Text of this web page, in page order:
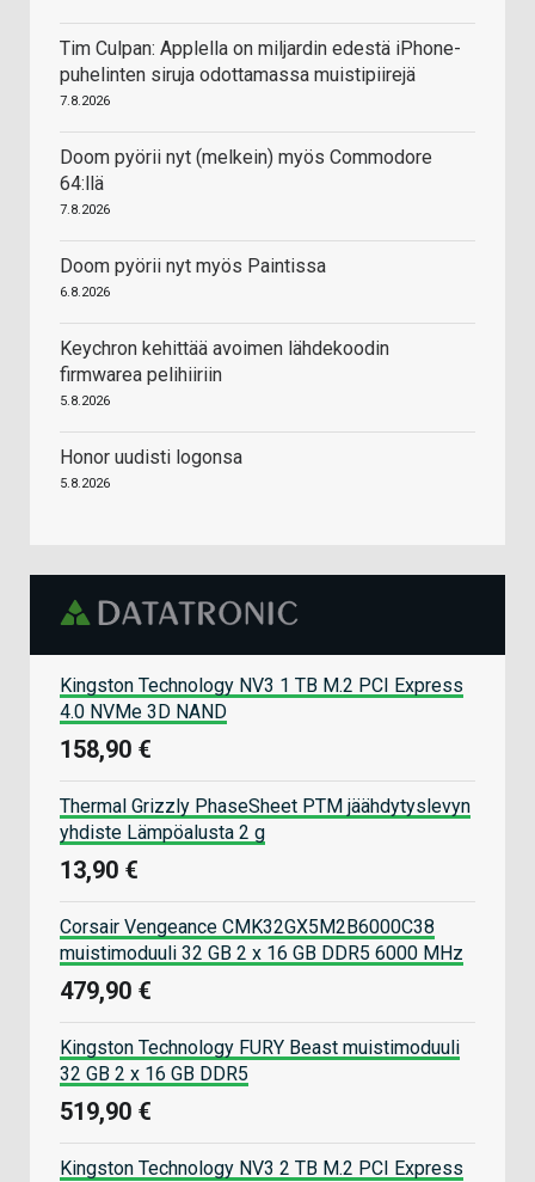
Tim Culpan: Applella on miljardin edestä iPhone-
puhelinten siruja odottamassa muistipiirejä
7.8.2026
Doom pyörii nyt (melkein) myös Commodore
64:llä
7.8.2026
Doom pyörii nyt myös Paintissa
6.8.2026
Keychron kehittää avoimen lähdekoodin
firmwarea pelihiiriin
5.8.2026
Honor uudisti logonsa
5.8.2026
Kingston Technology NV3 1 TB M.2 PCI Express
4.0 NVMe 3D NAND
158,90 €
Thermal Grizzly PhaseSheet PTM jäähdytyslevyn
yhdiste Lämpöalusta 2 g
13,90 €
Corsair Vengeance CMK32GX5M2B6000C38
muistimoduuli 32 GB 2 x 16 GB DDR5 6000 MHz
479,90 €
Kingston Technology FURY Beast muistimoduuli
32 GB 2 x 16 GB DDR5
519,90 €
Kingston Technology NV3 2 TB M.2 PCI Express